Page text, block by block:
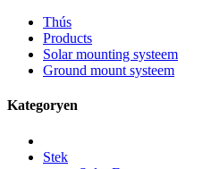
Thús
Products
Solar mounting systeem
Ground mount systeem
Kategoryen
Stek